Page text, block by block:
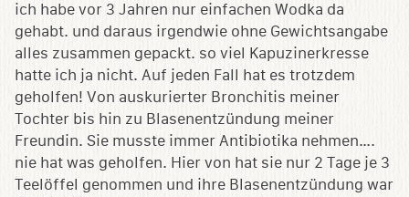
ich habe vor 3 Jahren nur einfachen Wodka da
gehabt. und daraus irgendwie ohne Gewichtsangabe
alles zusammen gepackt. so viel Kapuzinerkresse
hatte ich ja nicht. Auf jeden Fall hat es trotzdem
geholfen! Von auskurierter Bronchitis meiner
Tochter bis hin zu Blasenentzündung meiner
Freundin. Sie musste immer Antibiotika nehmen….
nie hat was geholfen. Hier von hat sie nur 2 Tage je 3
Teelöffel genommen und ihre Blasenentzündung war